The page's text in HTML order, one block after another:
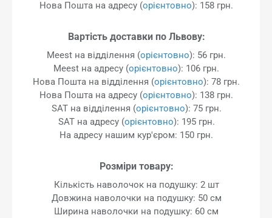
Нова Пошта на адресу (орієнтовно): 158 грн.
Вартість доставки по Львову:
Meest на відділення (орієнтовно): 56 грн.
Meest на адресу (орієнтовно): 106 грн.
Нова Пошта на відділення (орієнтовно): 78 грн.
Нова Пошта на адресу (орієнтовно): 138 грн.
SAT на відділення (орієнтовно): 75 грн.
SAT на адресу (орієнтовно): 195 грн.
На адресу нашим кур'єром: 150 грн.
Розміри товару:
Кількість наволочок на подушку: 2 шт
Довжина наволочки на подушку: 50 см
Ширина наволочки на подушку: 60 см